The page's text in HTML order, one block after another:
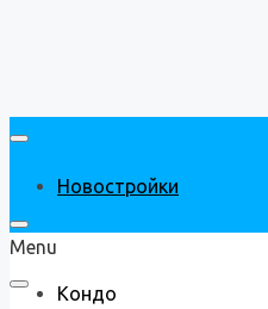
Новостройки
Кондо
Menu